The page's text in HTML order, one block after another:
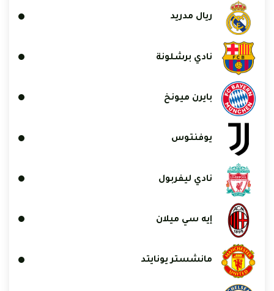
ريال مدريد
نادي برشلونة
بايرن ميونخ
يوفنتوس
نادي ليفربول
إيه سي ميلان
مانشستر يونايتد